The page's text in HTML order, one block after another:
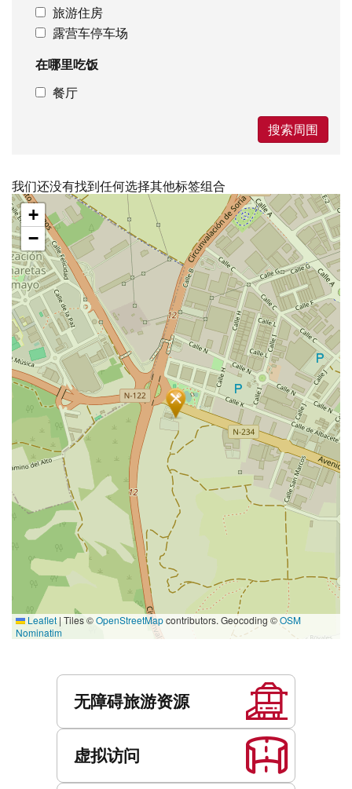
旅游住房
露营车停车场
在哪里吃饭
餐厅
搜索周围
我们还没有找到任何选择其他标签组合
跳
过
地
图
+
−
Leaflet | Tiles ©OpenStreetMapcontributors. Geocoding ©OSM
Nominatim
无障碍旅游资源
虚拟访问